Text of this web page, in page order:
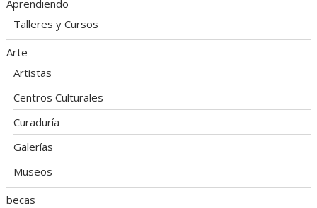
Aprendiendo
Talleres y Cursos
Arte
Artistas
Centros Culturales
Curaduría
Galerías
Museos
becas